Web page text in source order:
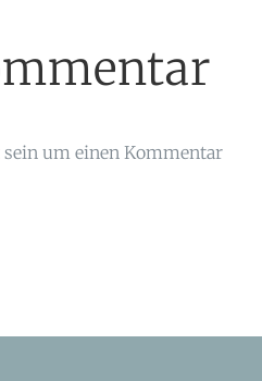
sein um einen Kommentar